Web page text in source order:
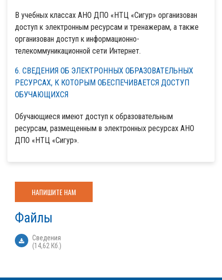
В учебных классах АНО ДПО «НТЦ «Сигур» организован
доступ к электронным ресурсам и тренажерам, а также
организован доступ к информационно-
телекоммуникационной сети Интернет.
6. СВЕДЕНИЯ ОБ ЭЛЕКТРОННЫХ ОБРАЗОВАТЕЛЬНЫХ
РЕСУРСАХ, К КОТОРЫМ ОБЕСПЕЧИВАЕТСЯ ДОСТУП
ОБУЧАЮЩИХСЯ
Обучающиеся имеют доступ к образовательным
ресурсам, размещенным в электронных ресурсах АНО
ДПО «НТЦ «Сигур».
НАПИШИТЕ НАМ
Файлы
Сведения
(14,62 Кб.)